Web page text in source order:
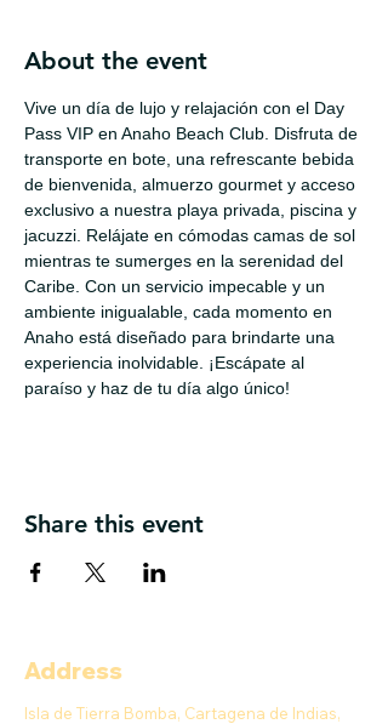
About the event
Vive un día de lujo y relajación con el Day
Pass VIP en Anaho Beach Club. Disfruta de
transporte en bote, una refrescante bebida
de bienvenida, almuerzo gourmet y acceso
exclusivo a nuestra playa privada, piscina y
jacuzzi. Relájate en cómodas camas de sol
mientras te sumerges en la serenidad del
Caribe. Con un servicio impecable y un
ambiente inigualable, cada momento en
Anaho está diseñado para brindarte una
experiencia inolvidable. ¡Escápate al
paraíso y haz de tu día algo único!
Share this event
Address
Isla de Tierra Bomba, Cartagena de Indias,